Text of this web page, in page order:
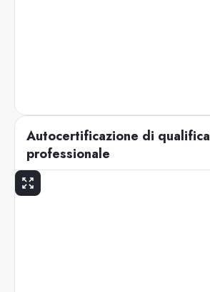
Autocertificazione di qualifica
professionale